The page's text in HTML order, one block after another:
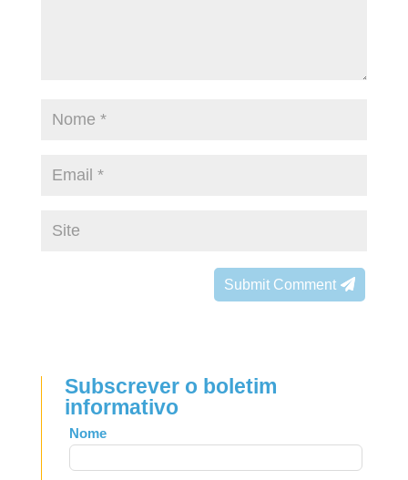
Submit Comment
Subscrever o boletim
informativo
Leave
this
field
Nome